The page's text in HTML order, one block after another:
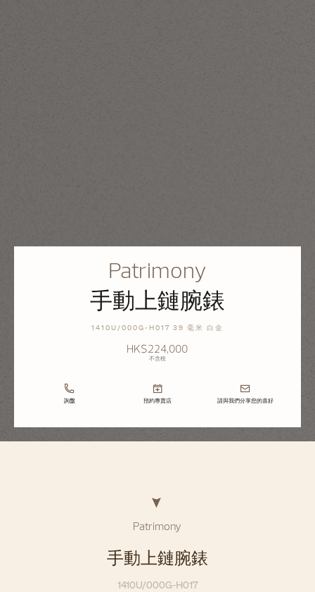
Patrimony
手動上鏈腕錶
1410U/000G-H017 39 毫米 白金
HK$224,000
不含稅
詢盤 預約專賣店 請與我們分享您的喜好
Patrimony
手動上鏈腕錶
1410U/000G-H017